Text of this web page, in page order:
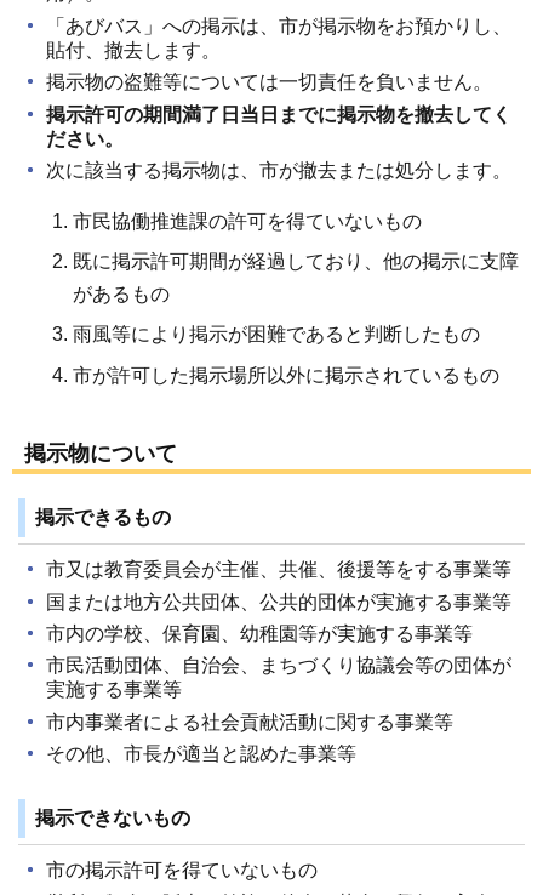
「あびバス」への掲示は、市が掲示物をお預かりし、
貼付、撤去します。
掲示物の盗難等については一切責任を負いません。
掲示許可の期間満了日当日までに掲示物を撤去してく
ださい。
次に該当する掲示物は、市が撤去または処分します。
市民協働推進課の許可を得ていないもの
既に掲示許可期間が経過しており、他の掲示に支障
があるもの
雨風等により掲示が困難であると判断したもの
市が許可した掲示場所以外に掲示されているもの
掲示物について
掲示できるもの
市又は教育委員会が主催、共催、後援等をする事業等
国または地方公共団体、公共的団体が実施する事業等
市内の学校、保育園、幼稚園等が実施する事業等
市民活動団体、自治会、まちづくり協議会等の団体が
実施する事業等
市内事業者による社会貢献活動に関する事業等
その他、市長が適当と認めた事業等
掲示できないもの
市の掲示許可を得ていないもの